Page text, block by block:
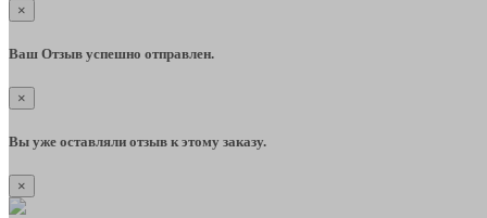
×
Ваш Отзыв успешно отправлен.
×
Вы уже оставляли отзыв к этому заказу.
×